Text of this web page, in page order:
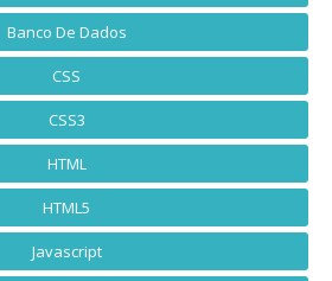
Banco De Dados
CSS
CSS3
HTML
HTML5
Javascript